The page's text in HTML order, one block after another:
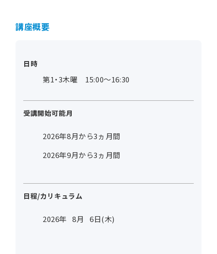
講座概要
日時
第1・3木曜 15:00～16:30
受講開始可能月
2026年8月から3ヵ月間
2026年9月から3ヵ月間
日程/カリキュラム
2026年 8月 6日(木)